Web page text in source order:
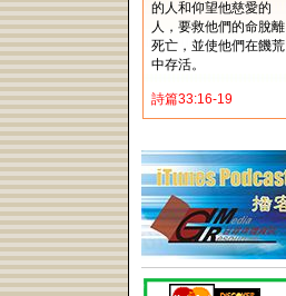
的人和仰望他慈愛的
人，要救他們的命脫離
死亡，並使他們在饑荒
中存活。
詩篇33:16-19